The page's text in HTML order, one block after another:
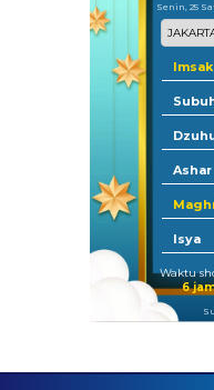
Senin, 25
Imsak
Ashar
Isya
Waktu
6